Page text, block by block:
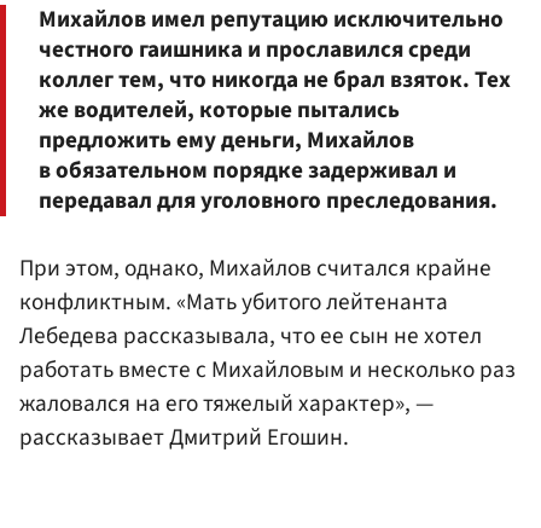
Михайлов имел репутацию исключительно
честного гаишника и прославился среди
коллег тем, что никогда не брал взяток. Тех
же водителей, которые пытались
предложить ему деньги, Михайлов
в обязательном порядке задерживал и
передавал для уголовного преследования.
При этом, однако, Михайлов считался крайне
конфликтным. «Мать убитого лейтенанта
Лебедева рассказывала, что ее сын не хотел
работать вместе с Михайловым и несколько раз
жаловался на его тяжелый характер», —
рассказывает Дмитрий Егошин.